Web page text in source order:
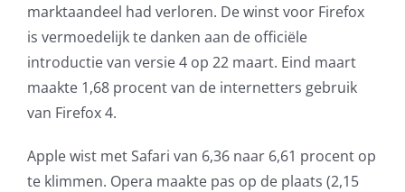
marktaandeel had verloren. De winst voor Firefox
is vermoedelijk te danken aan de officiële
introductie van versie 4 op 22 maart. Eind maart
maakte 1,68 procent van de internetters gebruik
van Firefox 4.
Apple wist met Safari van 6,36 naar 6,61 procent op
te klimmen. Opera maakte pas op de plaats (2,15